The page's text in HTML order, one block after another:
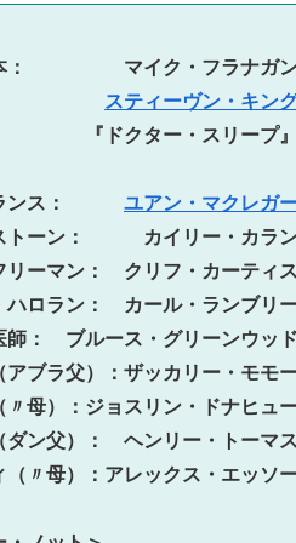
：　　　　　マイク・フラナガ
：
スティーヴン・キン
ランス： ユアン・マクレガ
トーン：　　　カイリー・カラ
リーマン：　クリフ・カーティス
ハロラン：　カール・ランブリ
師：　ブルース・グリーンウッド
アブラ父）：ザッカリー・モモ
〃母）：ジョスリン・ドナヒュ
ダン父）：　ヘンリー・トーマス
（〃母）：アレックス・エッソ